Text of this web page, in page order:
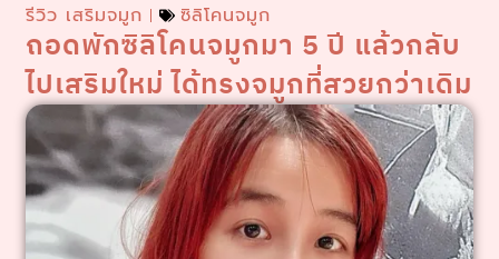
รีวิว เสริมจมูก ซิลิโคนจมูก
ถอดพักซิลิโคนจมูกมา 5 ปี แล้วกลับ
ไปเสริมใหม่ ได้ทรงจมูกที่สวยกว่าเดิม